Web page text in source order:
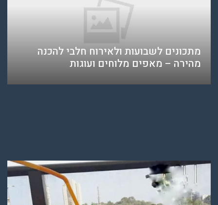
מתכונים לשבועות ולאירוח חלבי להכנה
מהירה – מאפים מלוחים ועוגות